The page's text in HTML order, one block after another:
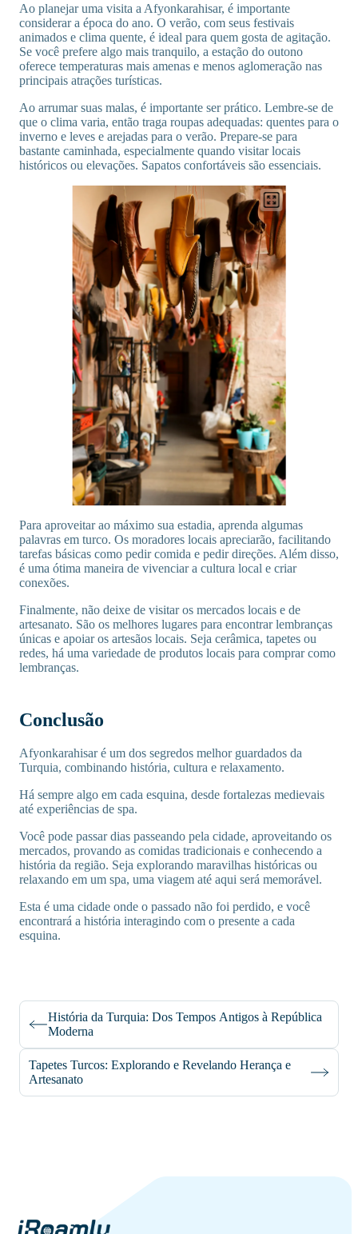
Ao planejar uma visita a Afyonkarahisar, é importante
considerar a época do ano. O verão, com seus festivais
animados e clima quente, é ideal para quem gosta de agitação.
Se você prefere algo mais tranquilo, a estação do outono
oferece temperaturas mais amenas e menos aglomeração nas
principais atrações turísticas.
Ao arrumar suas malas, é importante ser prático. Lembre-se de
que o clima varia, então traga roupas adequadas: quentes para o
inverno e leves e arejadas para o verão. Prepare-se para
bastante caminhada, especialmente quando visitar locais
históricos ou elevações. Sapatos confortáveis são essenciais.
Para aproveitar ao máximo sua estadia, aprenda algumas
palavras em turco. Os moradores locais apreciarão, facilitando
tarefas básicas como pedir comida e pedir direções. Além disso,
é uma ótima maneira de vivenciar a cultura local e criar
conexões.
Finalmente, não deixe de visitar os mercados locais e de
artesanato. São os melhores lugares para encontrar lembranças
únicas e apoiar os artesãos locais. Seja cerâmica, tapetes ou
redes, há uma variedade de produtos locais para comprar como
lembranças.
Conclusão
Afyonkarahisar é um dos segredos melhor guardados da
Turquia, combinando história, cultura e relaxamento.
Há sempre algo em cada esquina, desde fortalezas medievais
até experiências de spa.
Você pode passar dias passeando pela cidade, aproveitando os
mercados, provando as comidas tradicionais e conhecendo a
história da região. Seja explorando maravilhas históricas ou
relaxando em um spa, uma viagem até aqui será memorável.
Esta é uma cidade onde o passado não foi perdido, e você
encontrará a história interagindo com o presente a cada
esquina.
História da Turquia: Dos Tempos Antigos à República
Moderna
Tapetes Turcos: Explorando e Revelando Herança e
Artesanato